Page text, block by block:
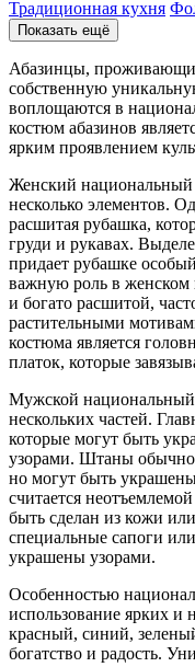
Традиционная кухня
Показать ещё
Абазинцы,
собственную
воплощаются в
костюм абазинов
ярким проявлением
Женский национальный
несколько элементов.
расшитая рубашка,
груди и рукавах.
придает рубашке
важную роль в женском
и богато расшитой,
растительными
костюма является
платок, которые
Мужской национальный
нескольких частей.
которые могут быть
узорами. Штаны
но могут быть
считается
быть сделан из кожи
специальные сапоги
украшены узорами.
Особенностью
использование ярких и
красный, синий,
богатство и радость.